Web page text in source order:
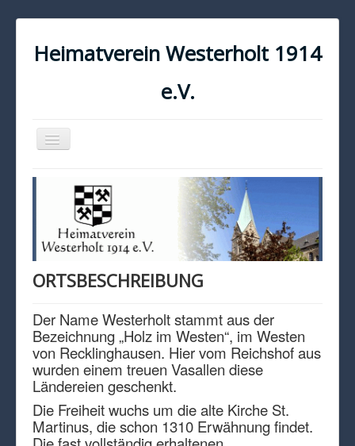
Heimatverein Westerholt 1914
e.V.
Navigation
an/aus
KONTAKT
IMPRESSUM
DATENSCHUTZ
ORTSBESCHREIBUNG
Der Name Westerholt stammt aus der
Bezeichnung „Holz im Westen“, im Westen
von Recklinghausen. Hier vom Reichshof aus
wurden einem treuen Vasallen diese
Ländereien geschenkt.
Die Freiheit wuchs um die alte Kirche St.
Martinus, die schon 1310 Erwähnung findet.